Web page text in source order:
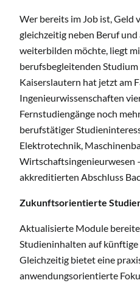
Wer bereits im Job ist, Geld
gleichzeitig neben Beruf
weiterbilden möchte, liegt
berufsbegleitenden
Kaiserslautern hat jetzt am
Ingenieurwissenschaften
Fernstudiengänge noch
berufstätiger
Elektrotechnik,
Wirtschaftsingenieurwesen
akkreditierten Abschluss
Zukunftsorientierte
Aktualisierte Module
Studieninhalten auf
Gleichzeitig bietet eine
anwendungsorientierte